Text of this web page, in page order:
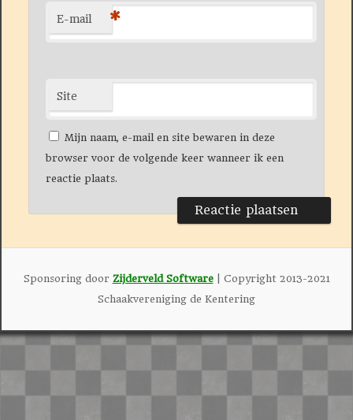
E-mail *
Site
Mijn naam, e-mail en site bewaren in deze
browser voor de volgende keer wanneer ik een
reactie plaats.
Sponsoring door Zijderveld Software| Copyright 2013-2021
Schaakvereniging de Kentering